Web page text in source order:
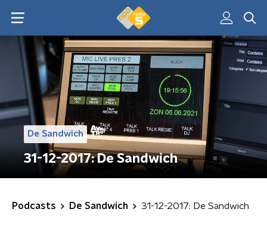
De Sandwich
31-12-2017: De Sandwich
Podcasts De Sandwich 31-12-2017: De Sandwich